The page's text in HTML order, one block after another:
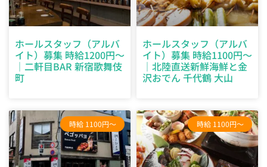
ホールスタッフ（アルバ
イト）募集 時給1200円～
｜二軒目BAR 新宿歌舞伎
町
ホールスタッフ（アルバ
イト）募集 時給1100円～
｜北陸直送新鮮海鮮と金
沢おでん 千代鶴 大山
時給 1100円～ 時給 1100円～